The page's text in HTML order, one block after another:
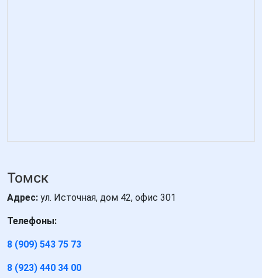
Томск
Адрес: ул. Источная, дом 42, офис 301
Телефоны:
8 (909) 543 75 73
8 (923) 440 34 00